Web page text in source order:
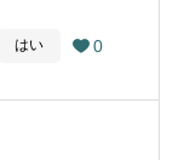
ら引用）
はい  0